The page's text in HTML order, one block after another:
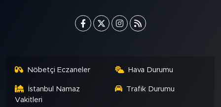
Nöbetçi Eczaneler Hava Durumu
İstanbul Namaz
Vakitleri
Trafik Durumu